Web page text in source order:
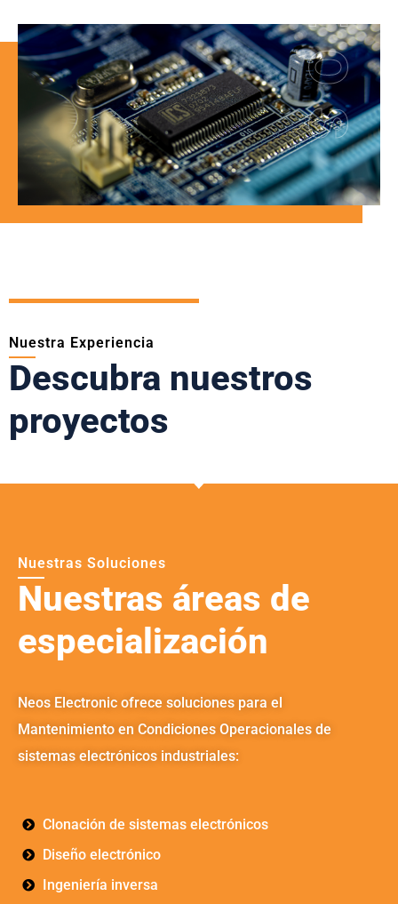
NEOS
Nuestra Experiencia
Descubra nuestros
proyectos
Nuestras Soluciones
Nuestras áreas de
especialización
Neos Electronic ofrece soluciones para el
Mantenimiento en Condiciones Operacionales de
sistemas electrónicos industriales:
Clonación de sistemas electrónicos
Diseño electrónico
Ingeniería inversa